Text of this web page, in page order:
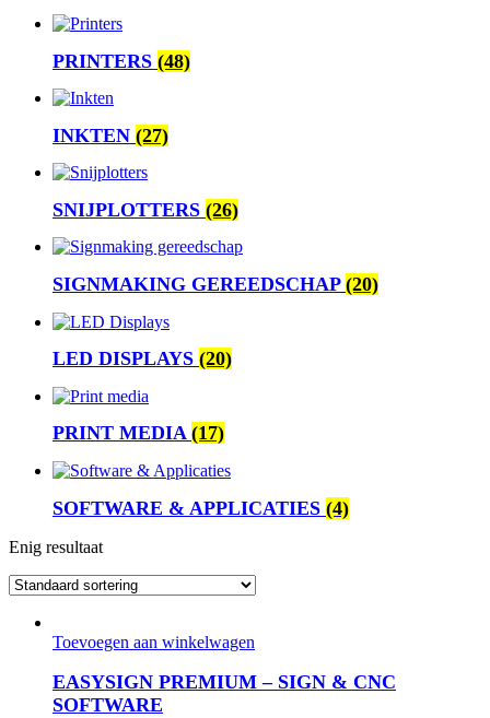
PRINTERS (48)
INKTEN (27)
SNIJPLOTTERS (26)
SIGNMAKING GEREEDSCHAP (20)
LED DISPLAYS (20)
PRINT MEDIA (17)
SOFTWARE & APPLICATIES (4)
Enig resultaat
Toevoegen aan winkelwagen
EASYSIGN PREMIUM – SIGN & CNC
SOFTWARE